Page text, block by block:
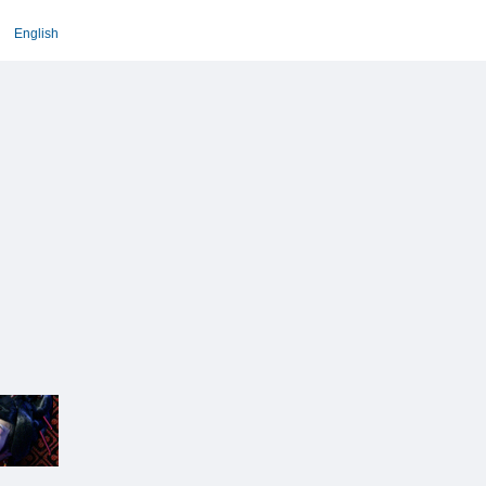
English